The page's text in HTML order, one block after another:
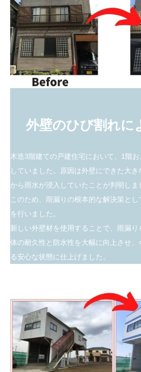
外壁のひび割れに
木造3階建ての戸建住宅において、1階
していました。原因は外壁にできた大き
から雨水が浸入していたことが判明しま
このため、雨漏りの根本的な解決策と
を行いました。
新しい外壁材を使用することで、雨漏
体の耐久性と防水性を大幅に向上させ
る安心な状態に仕上げました。